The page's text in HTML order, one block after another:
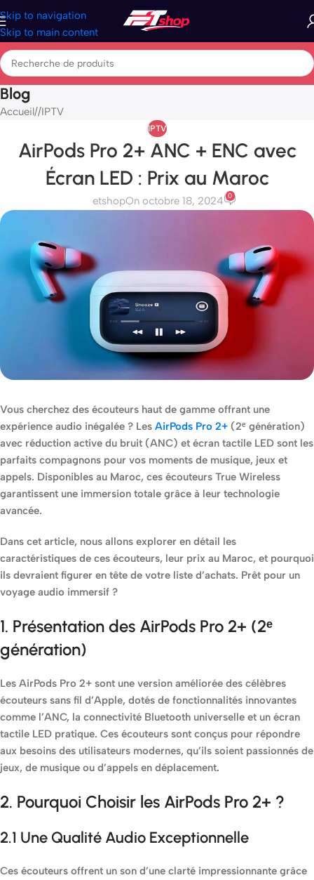
Skip to navigation
Skip to main content
Blog
Accueil/ IPTV
IPTV
AirPods Pro 2+ ANC + ENC avec
Écran LED : Prix au Maroc
etshopOn octobre 18, 2024 0
Vous cherchez des écouteurs haut de gamme offrant une
expérience audio inégalée ? Les AirPods Pro 2+ (2ᵉ génération)
avec réduction active du bruit (ANC) et écran tactile LED sont les
parfaits compagnons pour vos moments de musique, jeux et
appels. Disponibles au Maroc, ces écouteurs True Wireless
garantissent une immersion totale grâce à leur technologie
avancée.
Dans cet article, nous allons explorer en détail les
caractéristiques de ces écouteurs, leur prix au Maroc, et pourquoi
ils devraient figurer en tête de votre liste d’achats. Prêt pour un
voyage audio immersif ?
1. Présentation des AirPods Pro 2+ (2ᵉ
génération)
Les AirPods Pro 2+ sont une version améliorée des célèbres
écouteurs sans fil d’Apple, dotés de fonctionnalités innovantes
comme l’ANC, la connectivité Bluetooth universelle et un écran
tactile LED pratique. Ces écouteurs sont conçus pour répondre
aux besoins des utilisateurs modernes, qu’ils soient passionnés de
jeux, de musique ou d’appels en déplacement.
2. Pourquoi Choisir les AirPods Pro 2+ ?
2.1 Une Qualité Audio Exceptionnelle
Ces écouteurs offrent un son d’une clarté impressionnante grâce